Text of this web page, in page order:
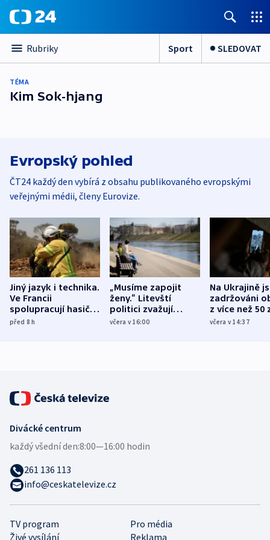
Rubriky Sport SLEDOVAT
TÉMA
Kim Sok-hjang
Evropský pohled
ČT24 každý den vybírá z obsahu publikovaného evropskými
veřejnými médii, členy Eurovize.
Jiný jazyk i technika.
Ve Francii
spolupracují hasiči z
různých zemí
před 8h
„Musíme zapojit
ženy.“ Litevští
politici zvažují
dohodu o
včera v 16:00
Na Ukrajině
zadržováni
z více než 50
Bojovali na
včera v 14:37
TV program
Pro média
Živé vysílání
Reklama
Divácké centrum
každý všední den:8:00—16:00 hodin
261 136 113
info@ceskatelevize.cz